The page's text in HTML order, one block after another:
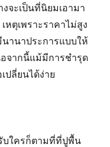
จะเป็นที่นิยมเอามา
ตุเพราะราคาไม่สูง
านาประการแบบให้
จากนี้แม้มีการชำรุด
ปลี่ยนได้ง่าย
บใครก็ตามที่ที่ปูพื้น